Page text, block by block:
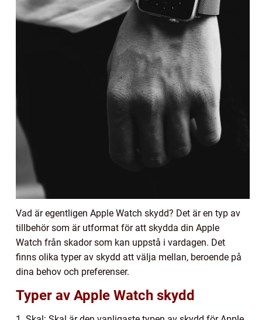
Vad är egentligen Apple Watch skydd? Det är en typ av
tillbehör som är utformat för att skydda din Apple
Watch från skador som kan uppstå i vardagen. Det
finns olika typer av skydd att välja mellan, beroende på
dina behov och preferenser.
Typer av Apple Watch skydd